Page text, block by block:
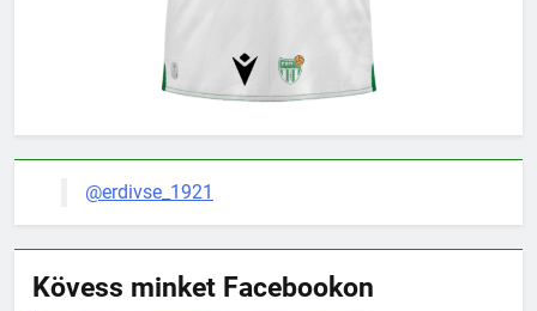
@erdivse_1921
Kövess minket Facebookon